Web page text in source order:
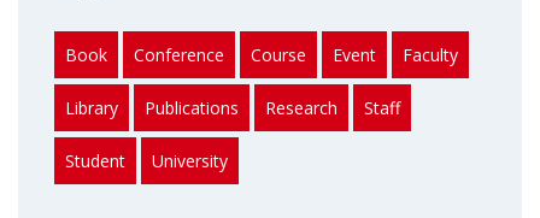
Book Conference Course Event Faculty
Library Publications Research Staff
Student University